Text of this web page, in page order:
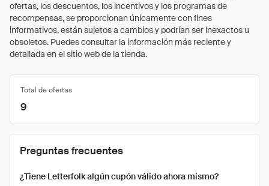
ofertas, los descuentos, los incentivos y los programas de
recompensas, se proporcionan únicamente con fines
informativos, están sujetos a cambios y podrían ser inexactos u
obsoletos. Puedes consultar la información más reciente y
detallada en el sitio web de la tienda.
Total de ofertas
9
Preguntas frecuentes
¿Tiene Letterfolk algún cupón válido ahora mismo?